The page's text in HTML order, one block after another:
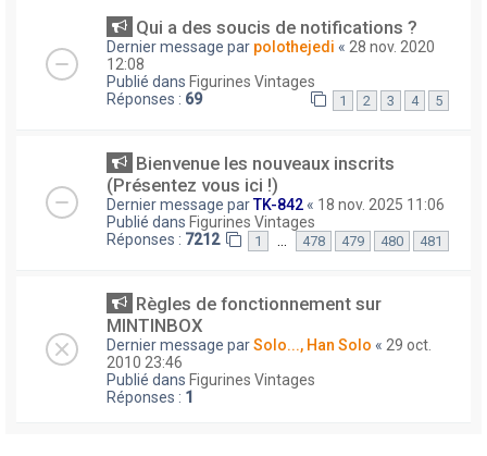
Qui a des soucis de notifications ?
Dernier message par polothejedi « 28 nov. 2020
12:08
Publié dans Figurines Vintages
Réponses : 69 1 2 3 4 5
Bienvenue les nouveaux inscrits
(Présentez vous ici !)
Dernier message parTK-842 « 18 nov. 2025 11:06
Publié dans Figurines Vintages
Réponses : 7212 1 … 478 479 480 481
Règles de fonctionnement sur
MINTINBOX
Dernier message parSolo..., Han Solo « 29 oct.
2010 23:46
Publié dans Figurines Vintages
Réponses : 1